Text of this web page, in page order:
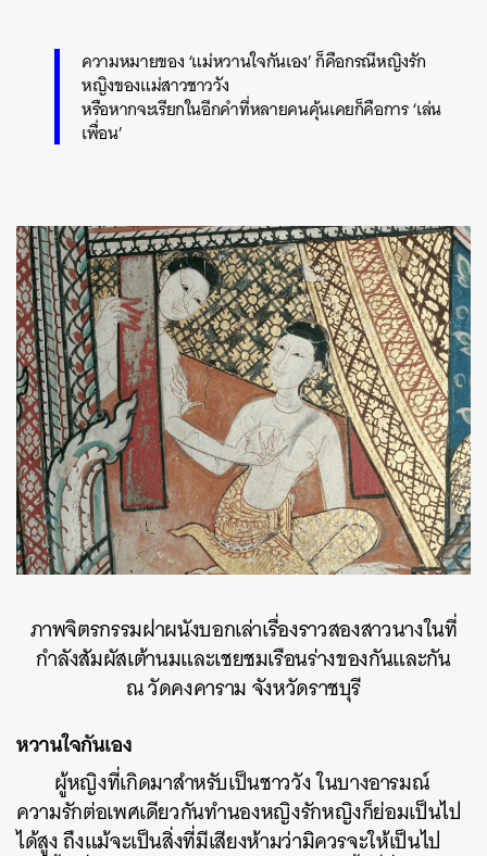
ความหมายของ ‘แม่หวานใจกันเอง’ ก็คือกรณีหญิงรัก
หญิงของแม่สาวชาววัง
หรือหากจะเรียกในอีกคำที่หลายคนคุ้นเคยก็คือการ ‘เล่น
เพื่อน’
ภาพจิตรกรรมฝาผนังบอกเล่าเรื่องราวสองสาวนางในที่
กำลังสัมผัสเต้านมและเชยชมเรือนร่างของกันและกัน
ณ วัดคงคาราม จังหวัดราชบุรี
หวานใจกันเอง
ผู้หญิงที่เกิดมาสำหรับเป็นชาววัง ในบางอารมณ์
ความรักต่อเพศเดียวกันทำนองหญิงรักหญิงก็ย่อมเป็นไป
ได้สูง ถึงแม้จะเป็นสิ่งที่มีเสียงห้ามว่ามิควรจะให้เป็นไป